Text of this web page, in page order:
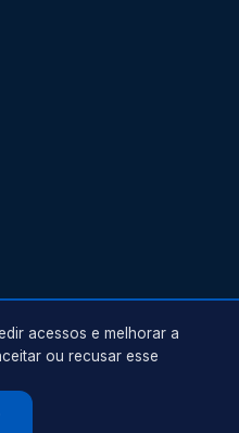
acessos e melhorar a
ou recusar esse